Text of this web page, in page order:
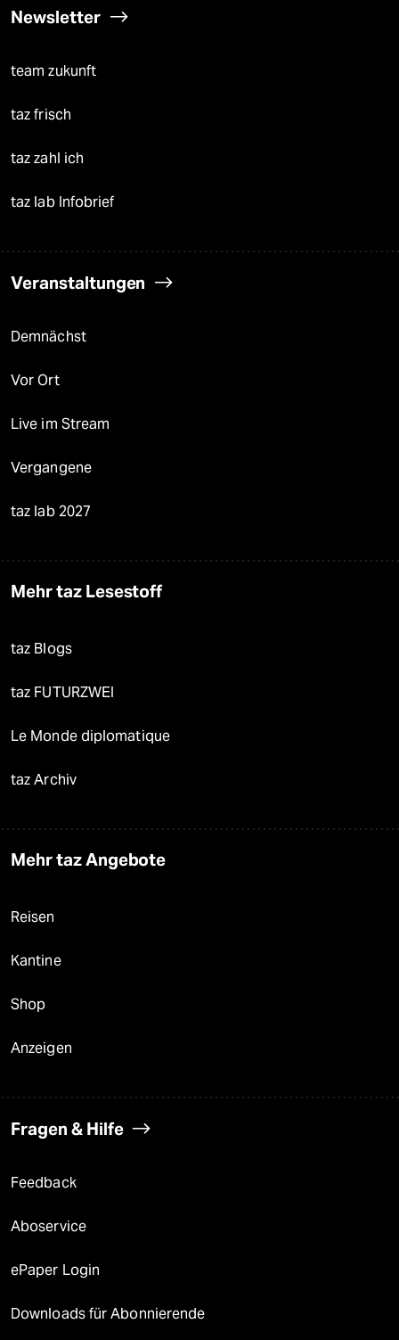
Newsletter
team zukunft
taz frisch
taz zahl ich
taz lab Infobrief
Veranstaltungen
Demnächst
Vor Ort
Live im Stream
Vergangene
taz lab 2027
Mehr taz Lesestoff
taz Blogs
taz FUTURZWEI
Le Monde diplomatique
taz Archiv
Mehr taz Angebote
Reisen
Kantine
Shop
Anzeigen
Fragen & Hilfe
Feedback
Aboservice
ePaper Login
Downloads für Abonnierende